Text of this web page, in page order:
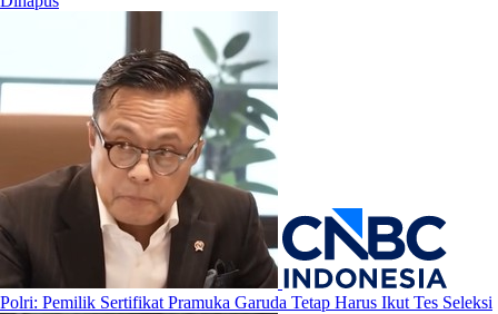
Polri: Pemilik Sertifikat Pramuka Garuda Tetap Harus Ikut Tes Seleksi